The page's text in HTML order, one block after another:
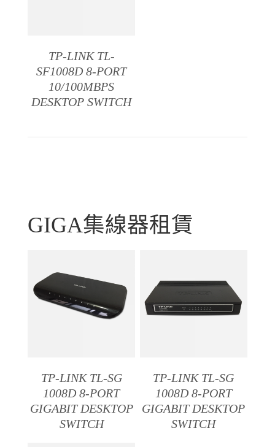
TP-LINK TL-
SF1008D 8-PORT
10/100MBPS
DESKTOP SWITCH
GIGA集線器租賃
TP-LINK TL-SG
1008D 8-PORT
GIGABIT DESKTOP
SWITCH
TP-LINK TL-SG
1008D 8-PORT
GIGABIT DESKTOP
SWITCH